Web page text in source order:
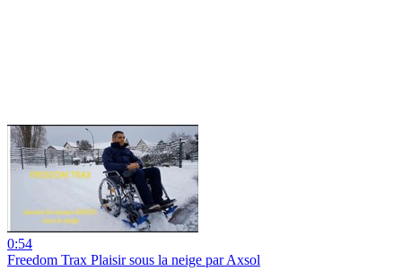
0:54
Freedom Trax Plaisir sous la neige par Axsol